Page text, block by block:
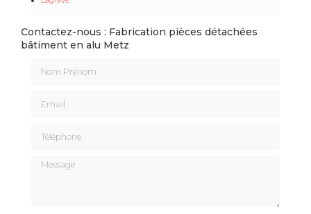
Contactez-nous : Fabrication pièces détachées
bâtiment en alu Metz
Message